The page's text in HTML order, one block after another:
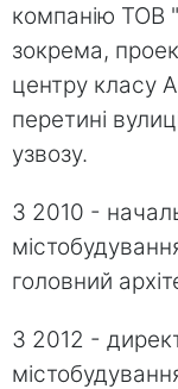
компанію ТОВ
зокрема,
центру класу
перетині
узвозу.
З 2010 -
головний
З 2012 -